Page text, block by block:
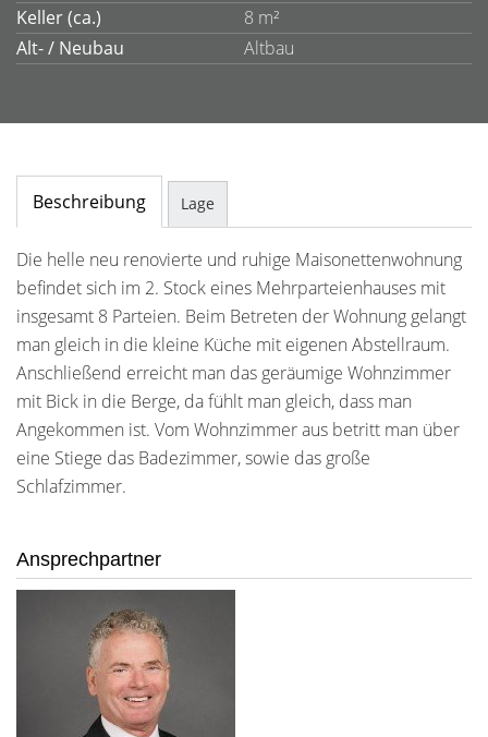
Keller (ca.)
8 m²
Alt- / Neubau
Altbau
Beschreibung Lage
Die helle neu renovierte und ruhige Maisonettenwohnung
befindet sich im 2. Stock eines Mehrparteienhauses mit
insgesamt 8 Parteien. Beim Betreten der Wohnung gelangt
man gleich in die kleine Küche mit eigenen Abstellraum.
Anschließend erreicht man das geräumige Wohnzimmer
mit Bick in die Berge, da fühlt man gleich, dass man
Angekommen ist. Vom Wohnzimmer aus betritt man über
eine Stiege das Badezimmer, sowie das große
Schlafzimmer.
Ansprechpartner